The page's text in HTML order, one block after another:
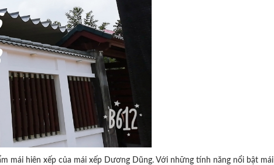
mái hiên xếp của mái xếp Dương Dũng. Với những tính năng nổi bật mái